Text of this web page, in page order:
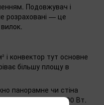
Подовжувач і
розраховані — це
і конвектор тут основне
більшу площу в
панорамне чи стіна
дивіться 1000 Вт.